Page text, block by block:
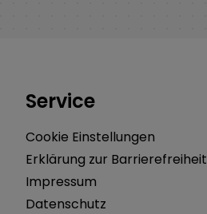
Service
Cookie Einstellungen
Erklärung zur Barrierefreiheit
Impressum
Datenschutz